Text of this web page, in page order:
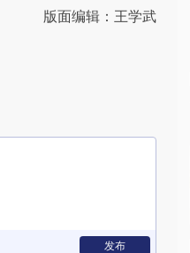
版面编辑：王学武
发布